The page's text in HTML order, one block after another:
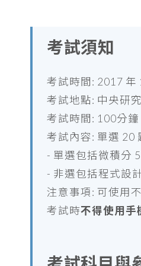
考試須知
考試時間: 2017 年
考試地點: 中央研
考試時間: 100分鐘
考試內容: 單選 20
- 單選包括微積分
- 非選包括程式設
注意事項: 可使用
考試時不得使用手